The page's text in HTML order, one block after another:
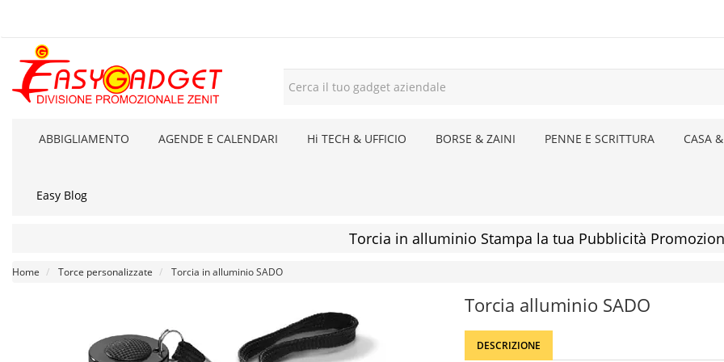
ABBIGLIAMENTO AGENDE E CALENDARI Hi TECH & UFFICIO BORSE & ZAINI PENNE E SCRITTURA CASA
Easy Blog
Torcia in alluminio Stampa la tua Pubblicità
Home Torce personalizzate Torcia in alluminio SADO
Torcia alluminio SADO
DESCRIZIONE